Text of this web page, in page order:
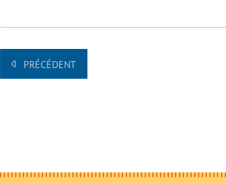
PRÉCÉDENT